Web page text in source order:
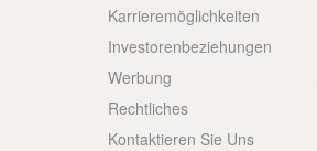
Karrieremöglichkeiten
Investorenbeziehungen
Werbung
Rechtliches
Kontaktieren Sie Uns